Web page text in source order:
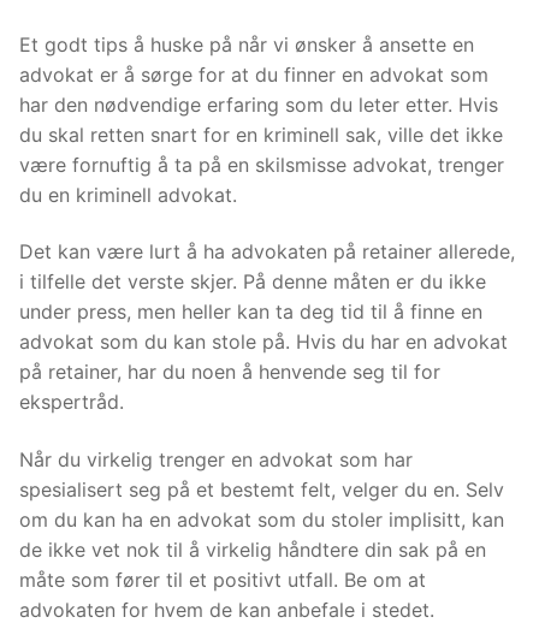
Et godt tips å huske på når vi ønsker å ansette en
advokat er å sørge for at du finner en advokat som
har den nødvendige erfaring som du leter etter. Hvis
du skal retten snart for en kriminell sak, ville det ikke
være fornuftig å ta på en skilsmisse advokat, trenger
du en kriminell advokat.
Det kan være lurt å ha advokaten på retainer allerede,
i tilfelle det verste skjer. På denne måten er du ikke
under press, men heller kan ta deg tid til å finne en
advokat som du kan stole på. Hvis du har en advokat
på retainer, har du noen å henvende seg til for
ekspertråd.
Når du virkelig trenger en advokat som har
spesialisert seg på et bestemt felt, velger du en. Selv
om du kan ha en advokat som du stoler implisitt, kan
de ikke vet nok til å virkelig håndtere din sak på en
måte som fører til et positivt utfall. Be om at
advokaten for hvem de kan anbefale i stedet.